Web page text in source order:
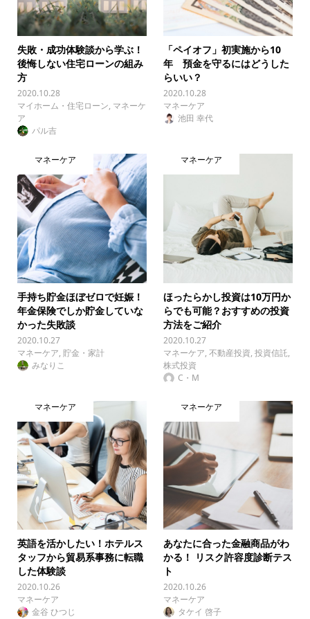
失敗・成功体験談から学ぶ！
後悔しない住宅ローンの組み
方
2020.10.28
マイホーム・住宅ローン, マネーケ
ア
パル吉
「ペイオフ」初実施から10
年 預金を守るにはどうした
らいい？
2020.10.28
マネーケア
池田 幸代
マネーケア
手持ち貯金ほぼゼロで妊娠！
年金保険でしか貯金していな
かった失敗談
2020.10.27
マネーケア, 貯金・家計
みなりこ
マネーケア
ほったらかし投資は10万円か
らでも可能？おすすめの投資
方法をご紹介
2020.10.27
マネーケア,不動産投資,投資信託,
株式投資
C・M
マネーケア
英語を活かしたい！ホテルス
タッフから貿易系事務に転職
した体験談
2020.10.26
マネーケア
金谷 ひつじ
マネーケア
あなたに合った金融商品がわ
かる！ リスク許容度診断テス
ト
2020.10.26
マネーケア
タケイ 啓子